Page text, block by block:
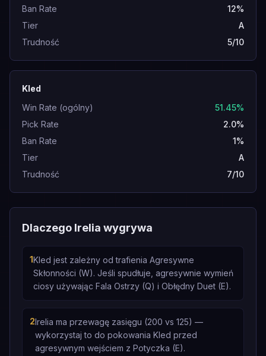
Ban Rate
12%
Tier
A
Trudność
5/10
Kled
Win Rate (ogólny)
51.45%
Pick Rate
2.0%
Ban Rate
1%
Tier
A
Trudność
7/10
Dlaczego Irelia wygrywa
1Kled jest zależny od trafienia Agresywne
Skłonności (W). Jeśli spudłuje, agresywnie wymień
ciosy używając Fala Ostrzy (Q) i Obłędny Duet (E).
2Irelia ma przewagę zasięgu (200 vs 125) —
wykorzystaj to do pokowania Kled przed
agresywnym wejściem z Potyczka (E).